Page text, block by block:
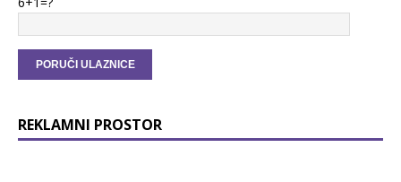
REKLAMNI PROSTOR